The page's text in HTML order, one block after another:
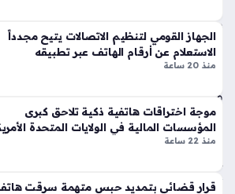
م
سب
وق
منذ
سا
عتي
ن
الجهاز القومي لتنظيم الاتصالات يتيح مجدداً
الاستعلام عن أرقام الهاتف عبر تطبيقه
منذ 20 ساعة
موجة اختراقات هاتفية ذكية تلاحق كبرى
المؤسسات المالية في الولايات المتحدة
منذ 22 ساعة
قرار قضائي بتمديد حبس متهمة سرقت